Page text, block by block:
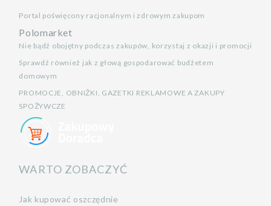
Portal poświęcony racjonalnym i zdrowym zakupom
Polomarket
Nie bądź obojętny podczas zakupów, korzystaj z okazji i promocji
Sprawdź również jak z głową gospodarować budżetem
domowym
PROMOCJE, OBNIŻKI, GAZETKI REKLAMOWE A ZAKUPY
SPOŻYWCZE
WARTO ZOBACZYĆ
Jak kupować oszczędnie